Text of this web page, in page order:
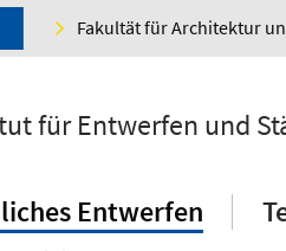
Fakultät für Architektur
für Entwerfen und
Entwerfen